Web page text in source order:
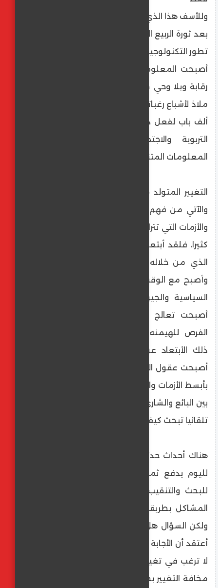
بعد ثورة الربيع العربي وموجة الأنفتاح من خلال
تطور التكنولوجيا
أصبحت المعلومات متناثرة في كل مكان بلا
رقابة وبلا وحي ضمير، وكل من كان يبحث عن
ملاذ لأشباع رغباته النفسية المكبوته يجد اليوم
ألف باب لفعل ذلك وتقف الأسرة والمؤسسات
التربوية والاجتماعية عاجزة أمام أعصار
المعلومات المتناثرة هنا وهناك.
التغيير المتولد من مَلكة العقل والقلب معاً،
والآتي من فهم ماهية العالم وفهم مشاكلنا
والأزمات التي تتراكم عام بعد الأخر أصبح معقداً
كثيرا، فلقد أبتعد العالم عن المصدر الحقيقي
الذي من خلاله يستطيع أمتلاك حياة كريمة
وأصبح مع الوقت أقرب للوهم. حتى الصراعات
السياسية والجيوسياسية والقضايا الاجتماعية
أصبحت تعالج من خلال الصراع على أنتهاز
الفرص للهيمنه ولفرض النفوذ والسبب وراء
ذلك الأبتعاد عن التفكر العميق حتى بالكاد
أصبحت عقول الناس غير قادرة عن التفكر حتى
بأبسط الأزمات والخلافات العارضة كخلاف يحدث
بين البائع والشاري في السوبرماركت البسيط، بل
تلقائيا تبحث كيف تبسط نفوذها وسيطرتها
هناك أحداث حدثت في الماضي ما زال العالم
لليوم يدفع ثمنها، ولو تشجع أحد المفكرين
للبحث والتنقيب عن جذور مشكلة من هذه
المشاكل بطريقة أو بأخرى سيصل لمكان ما،
ولكن السؤال هل ما توصل له قابل للتطبيق؟
أعتقد أن الأجابة "لا" والسبب ليس في أن الناس
لا ترغب في تغيير واقعها الأليم بل السبب هو
مخافة التغيير بحد ذاته. الواقع المؤلم مناسب